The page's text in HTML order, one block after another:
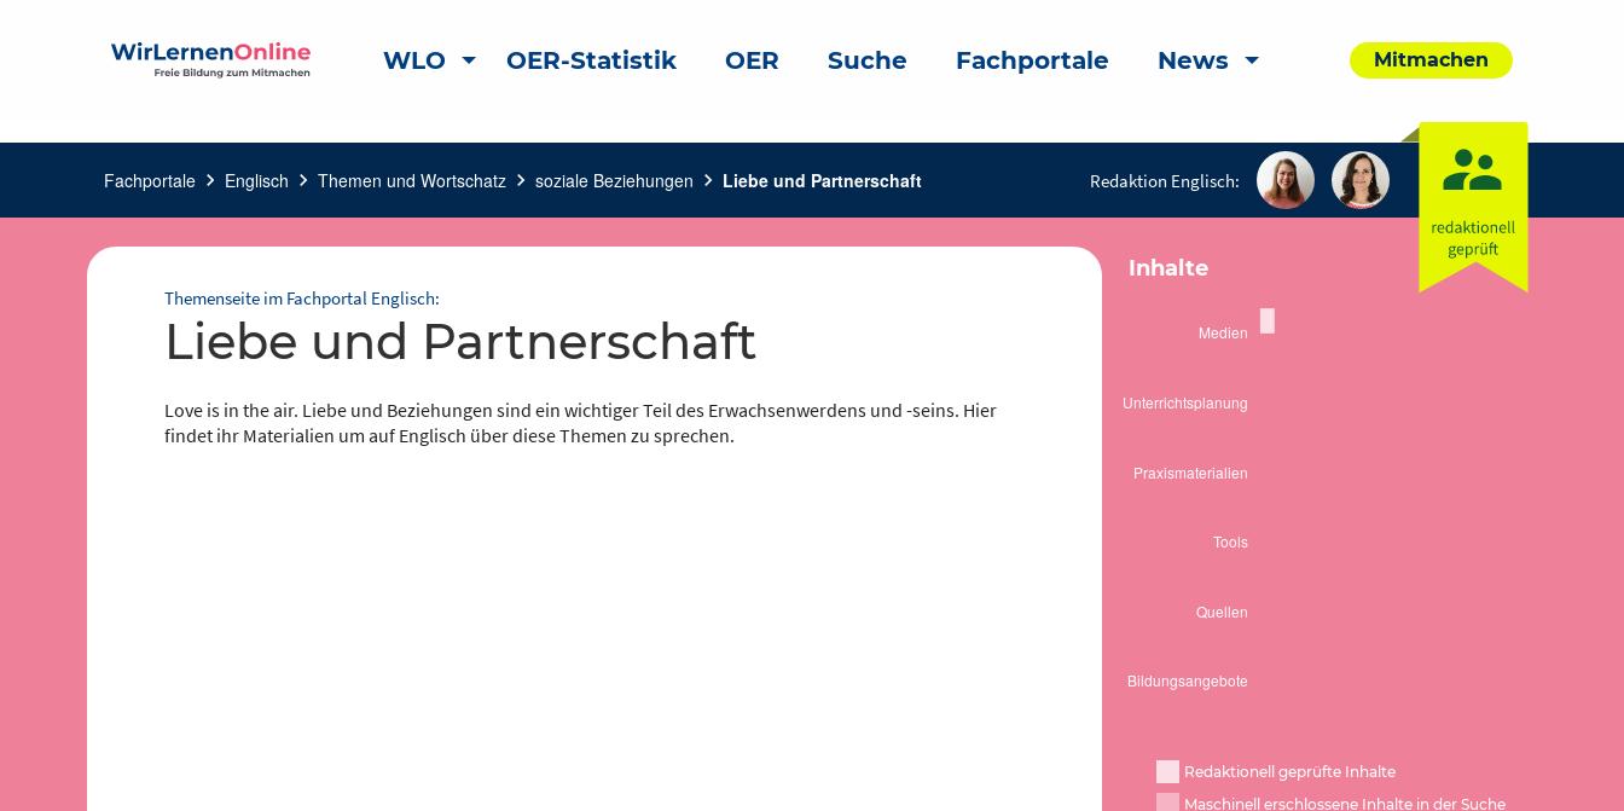
WLO OER-Statistik OER Suche Fachportale News Mitmachen
Fachportale chevron_right Englisch chevron_right Themen und Wortschatz chevron_right soziale Beziehungen chevron_right Liebe und Partnerschaft Redaktion Englisch:
Themenseite im Fachportal Englisch:
Liebe und Partnerschaft
Love is in the air. Liebe und Beziehungen sind ein wichtiger Teil des Erwachsenwerdens und -seins. Hier
findet ihr Materialien um auf Englisch über diese Themen zu sprechen.
Inhalte
Redaktionell geprüfte Inhalte
Maschinell erschlossene Inhalte in der Suche